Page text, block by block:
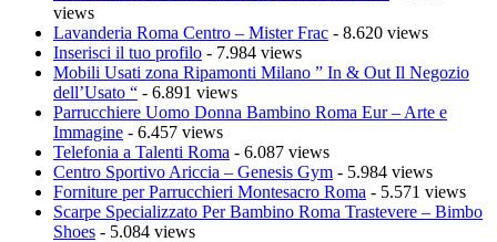
views
Lavanderia Roma Centro – Mister Frac - 8.620 views
Inserisci il tuo profilo - 7.984 views
Mobili Usati zona Ripamonti Milano ” In & Out Il Negozio
dell’Usato “ - 6.891 views
Parrucchiere Uomo Donna Bambino Roma Eur – Arte e
Immagine - 6.457 views
Telefonia a Talenti Roma - 6.087 views
Centro Sportivo Ariccia – Genesis Gym - 5.984 views
Forniture per Parrucchieri Montesacro Roma - 5.571 views
Scarpe Specializzato Per Bambino Roma Trastevere – Bimbo
Shoes - 5.084 views